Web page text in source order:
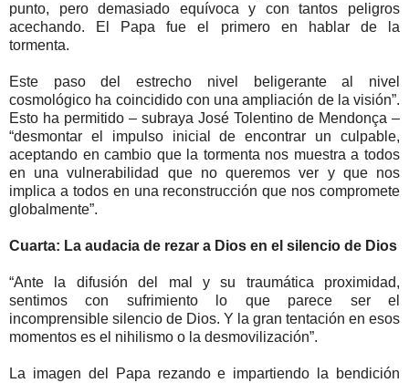
punto, pero demasiado equívoca y con tantos peligros
acechando. El Papa fue el primero en hablar de la
tormenta.
Este paso del estrecho nivel beligerante al nivel
cosmológico ha coincidido con una ampliación de la visión”.
Esto ha permitido – subraya José Tolentino de Mendonça –
“desmontar el impulso inicial de encontrar un culpable,
aceptando en cambio que la tormenta nos muestra a todos
en una vulnerabilidad que no queremos ver y que nos
implica a todos en una reconstrucción que nos compromete
globalmente”.
Cuarta: La audacia de rezar a Dios en el silencio de Dios
“Ante la difusión del mal y su traumática proximidad,
sentimos con sufrimiento lo que parece ser el
incomprensible silencio de Dios. Y la gran tentación en esos
momentos es el nihilismo o la desmovilización”.
La imagen del Papa rezando e impartiendo la bendición